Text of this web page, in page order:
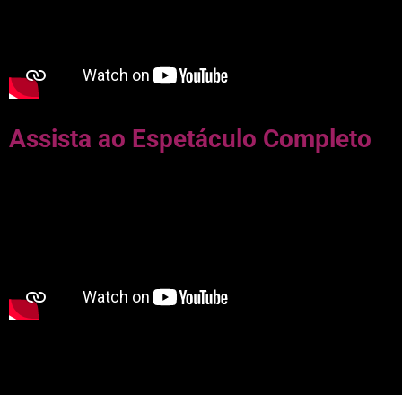
Assista ao Espetáculo Completo